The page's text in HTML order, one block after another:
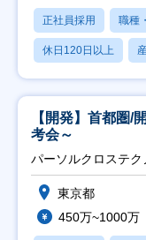
正社員採用 職種
休日120日以上
【開発】首都圏
考会～
パーソルクロステ
東京都
450万~1000万